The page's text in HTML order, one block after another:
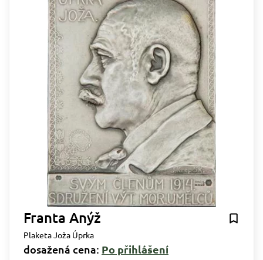
Franta Anýž
Plaketa Joža Úprka
dosažená cena: Po přihlášení